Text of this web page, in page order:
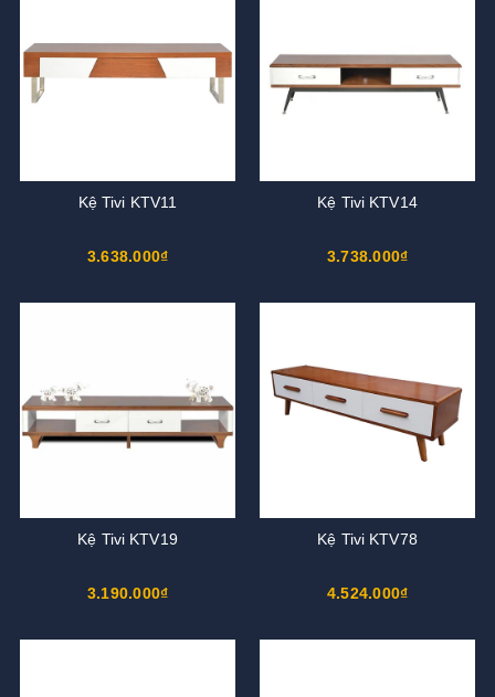
Kệ Tivi KTV11
3.638.000₫
Kệ Tivi KTV14
3.738.000₫
Kệ Tivi KTV19
3.190.000₫
Kệ Tivi KTV78
4.524.000₫